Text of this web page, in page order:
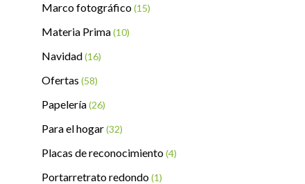
Marco fotográfico(15)
Materia Prima(10)
Navidad(16)
Ofertas (58)
Papelería(26)
Para el hogar(32)
Placas de reconocimiento(4)
Portarretrato redondo(1)